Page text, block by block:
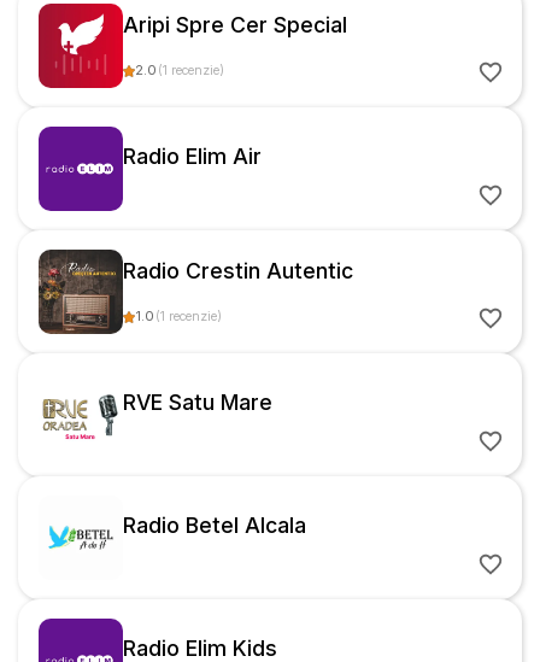
Aripi Spre Cer Special
2.0 (1 recenzie)
Radio Elim Air
Radio Crestin Autentic
1.0 (1 recenzie)
RVE Satu Mare
Radio Betel Alcala
Radio Elim Kids